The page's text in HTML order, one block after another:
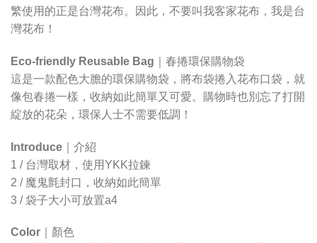
繁使用的正是台灣花布。因此，不要叫我客家花布，我是台
灣花布！
Eco-friendly Reusable Bag
春捲環保購物袋
這是一款配色大膽的環保購物袋，將布袋捲入花布口袋，就
像包春捲一樣，收納如此簡單又可愛。購物時也別忘了打開
綻放的花朵，環保人士不需要低調！
Introduce
介紹
1 / 台灣取材，使用YKK拉鍊
2 / 魔鬼氈封口，收納如此簡單
3 / 袋子大小可放置a4
Color
顏色